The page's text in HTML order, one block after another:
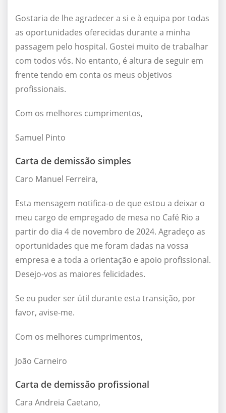
Gostaria de lhe agradecer a si e à equipa por todas
as oportunidades oferecidas durante a minha
passagem pelo hospital. Gostei muito de trabalhar
com todos vós. No entanto, é altura de seguir em
frente tendo em conta os meus objetivos
profissionais.
Com os melhores cumprimentos,
Samuel Pinto
Carta de demissão simples
Caro Manuel Ferreira,
Esta mensagem notifica-o de que estou a deixar o
meu cargo de empregado de mesa no Café Rio a
partir do dia 4 de novembro de 2024. Agradeço as
oportunidades que me foram dadas na vossa
empresa e a toda a orientação e apoio profissional.
Desejo-vos as maiores felicidades.
Se eu puder ser útil durante esta transição, por
favor, avise-me.
Com os melhores cumprimentos,
João Carneiro
Carta de demissão profissional
Cara Andreia Caetano,